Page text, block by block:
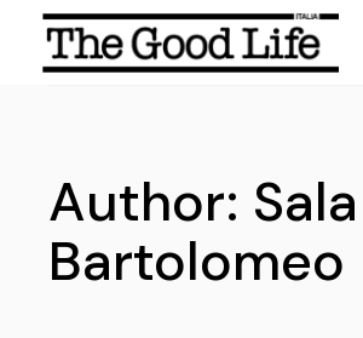
Author: Sala
Bartolomeo